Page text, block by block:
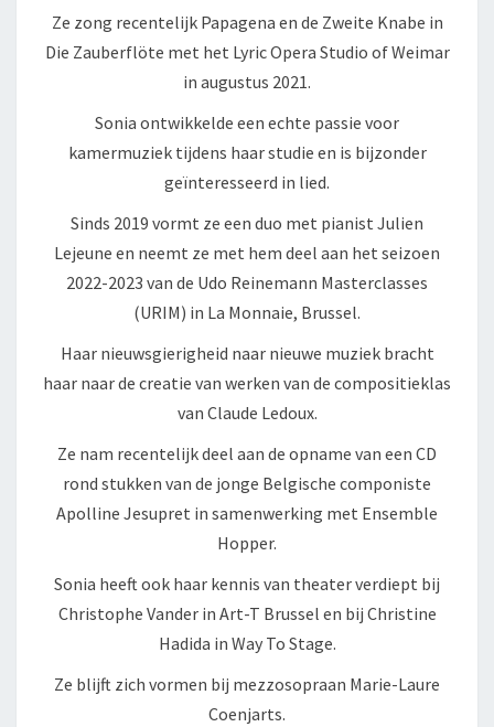
Ze zong recentelijk Papagena en de Zweite Knabe in
Die Zauberflöte met het Lyric Opera Studio of Weimar
in augustus 2021.
Sonia ontwikkelde een echte passie voor
kamermuziek tijdens haar studie en is bijzonder
geïnteresseerd in lied.
Sinds 2019 vormt ze een duo met pianist Julien
Lejeune en neemt ze met hem deel aan het seizoen
2022-2023 van de Udo Reinemann Masterclasses
(URIM) in La Monnaie, Brussel.
Haar nieuwsgierigheid naar nieuwe muziek bracht
haar naar de creatie van werken van de compositieklas
van Claude Ledoux.
Ze nam recentelijk deel aan de opname van een CD
rond stukken van de jonge Belgische componiste
Apolline Jesupret in samenwerking met Ensemble
Hopper.
Sonia heeft ook haar kennis van theater verdiept bij
Christophe Vander in Art-T Brussel en bij Christine
Hadida in Way To Stage.
Ze blijft zich vormen bij mezzosopraan Marie-Laure
Coenjarts.